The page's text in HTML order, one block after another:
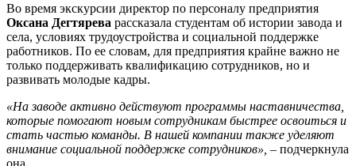
Во время экскурсии директор по персоналу предприятия
Оксана Дегтярева рассказала студентам об истории завода и
села, условиях трудоустройства и социальной поддержке
работников. По ее словам, для предприятия крайне важно не
только поддерживать квалификацию сотрудников, но и
развивать молодые кадры.
«На заводе активно действуют программы наставничества,
которые помогают новым сотрудникам быстрее освоиться и
стать частью команды. В нашей компании также уделяют
внимание социальной поддержке сотрудников», – подчеркнула
она.